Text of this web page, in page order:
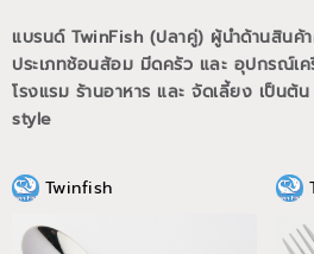
แบรนด์ TwinFish (ปลาคู่) ผู้นำด้านสินค้
ประเภทช้อนส้อม มีดครัว และ อุปกรณ์เ
โรงแรม ร้านอาหาร และ จัดเลี้ยง เป็น
style
Twinfish